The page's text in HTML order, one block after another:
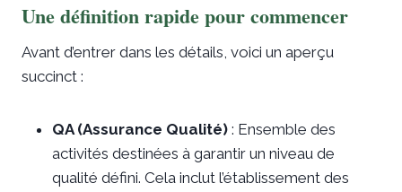
Une définition rapide pour commencer
Avant d’entrer dans les détails, voici un aperçu
succinct :
QA (Assurance Qualité) : Ensemble des
activités destinées à garantir un niveau de
qualité défini. Cela inclut l’établissement des